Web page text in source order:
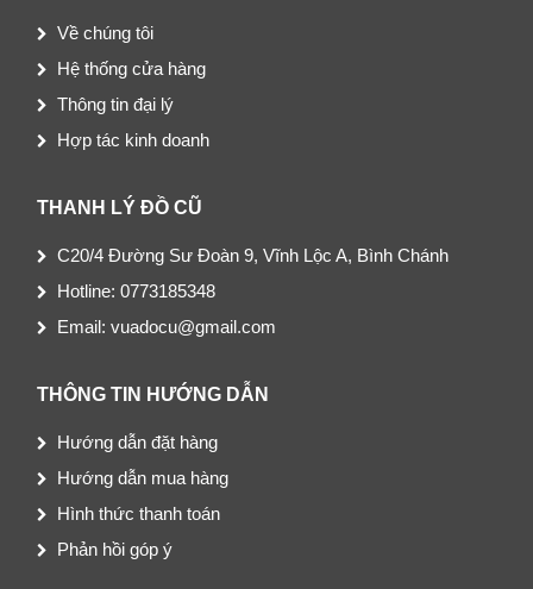
Về chúng tôi
Hệ thống cửa hàng
Thông tin đại lý
Hợp tác kinh doanh
THANH LÝ ĐỒ CŨ
C20/4 Đường Sư Đoàn 9, Vĩnh Lộc A, Bình Chánh
Hotline: 0773185348
Email: vuadocu@gmail.com
THÔNG TIN HƯỚNG DẪN
Hướng dẫn đặt hàng
Hướng dẫn mua hàng
Hình thức thanh toán
Phản hồi góp ý